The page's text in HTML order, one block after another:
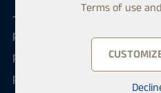
Jos kiinteistönvälitys on
pätevyys, saatat olla uusi
pääset vaikuttamaan
pidämme huolen
Terms of use